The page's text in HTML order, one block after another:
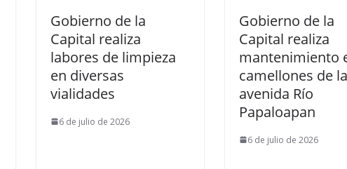
Gobierno de la
Capital realiza
labores de limpieza
en diversas
vialidades
6 de julio de 2026
Gobierno de la
Capital realiza
mantenimiento
camellones de la
avenida Río
Papaloapan
6 de julio de 2026